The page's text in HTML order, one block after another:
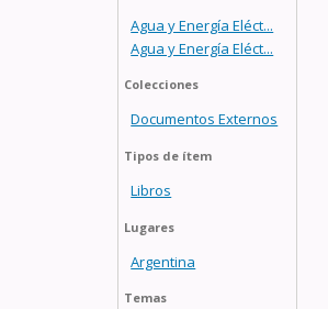
Agua y Energía Eléct...
Agua y Energía Eléct...
Colecciones
Documentos Externos
Tipos de ítem
Libros
Lugares
Argentina
Temas